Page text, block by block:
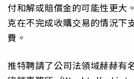
付和解或賠償金的可能性更大
克在不完成收購交易的情況下
費。
推特聘請了公司法領域赫赫有